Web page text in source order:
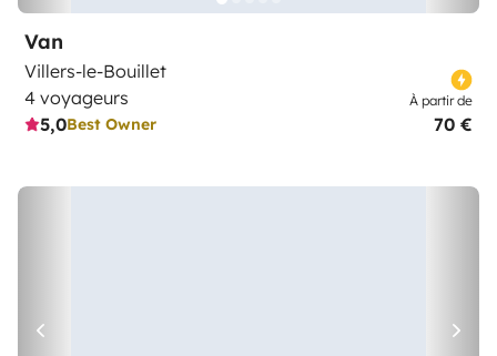
Van
Villers-le-Bouillet
4 voyageurs
5,0Best Owner
À partir de
70 €